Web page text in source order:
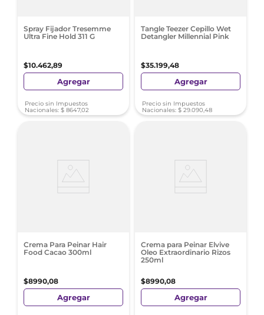
Spray Fijador Tresemme
Ultra Fine Hold 311 G
$10.462,89
Agregar
Precio sin Impuestos
Nacionales: $ 8647,02
Tangle Teezer Cepillo Wet
Detangler Millennial Pink
$35.199,48
Agregar
Precio sin Impuestos
Nacionales: $ 29.090,48
Crema Para Peinar Hair
Food Cacao 300ml
$8990,08
Agregar
Crema para Peinar Elvive
Oleo Extraordinario Rizos
250ml
$8990,08
Agregar